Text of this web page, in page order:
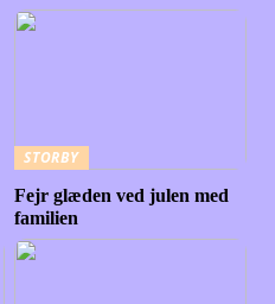
STORBY
Fejr glæden ved julen med
familien